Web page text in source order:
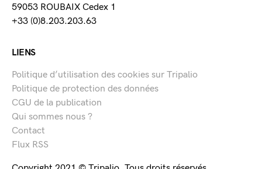
59053 ROUBAIX Cedex 1
+33 (0)8.203.203.63
LIENS
Politique d’utilisation des cookies sur Tripalio
Politique de protection des données
CGU de la publication
Qui sommes nous ?
Contact
Flux RSS